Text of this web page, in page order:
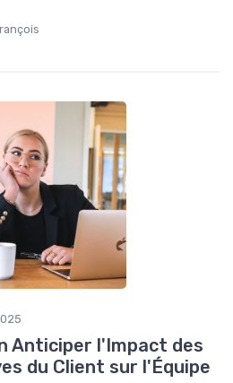
Anticiper l'Impact des
du Client sur l'Équipe